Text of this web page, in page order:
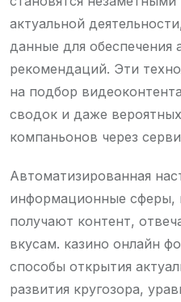
актуальной
данные для обеспечения
рекомендаций. Эти
на подбор
сводок и даже
компаньонов через
Автоматизированная
информационные сферы,
получают контент,
вкусам. казино онлайн
способы открытия
развития кругозора,